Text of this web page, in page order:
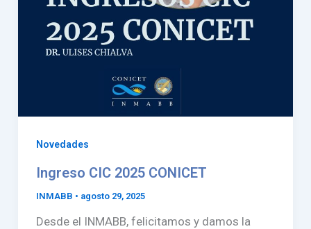
Novedades
Ingreso CIC 2025 CONICET
INMABB • agosto 29, 2025
Desde el INMABB, felicitamos y damos la